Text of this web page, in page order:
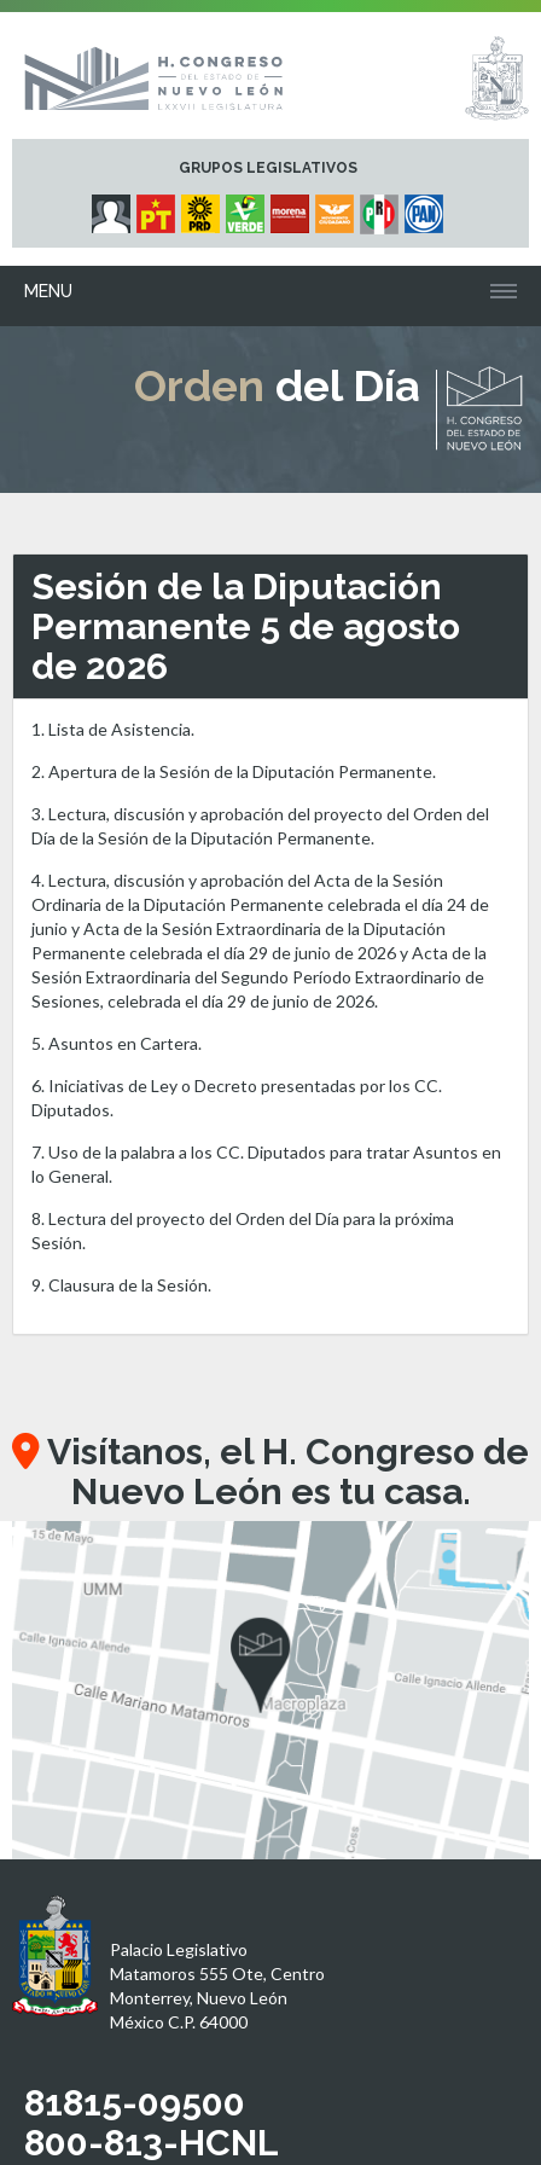
GRUPOS LEGISLATIVOS
MENU
Orden del Día
Sesión de la Diputación
Permanente 5 de agosto
de 2026
1. Lista de Asistencia.
2. Apertura de la Sesión de la Diputación Permanente.
3. Lectura, discusión y aprobación del proyecto del Orden del
Día de la Sesión de la Diputación Permanente.
4. Lectura, discusión y aprobación del Acta de la Sesión
Ordinaria de la Diputación Permanente celebrada el día 24 de
junio y Acta de la Sesión Extraordinaria de la Diputación
Permanente celebrada el día 29 de junio de 2026 y Acta de la
Sesión Extraordinaria del Segundo Período Extraordinario de
Sesiones, celebrada el día 29 de junio de 2026.
5. Asuntos en Cartera.
6. Iniciativas de Ley o Decreto presentadas por los CC.
Diputados.
7. Uso de la palabra a los CC. Diputados para tratar Asuntos en
lo General.
8. Lectura del proyecto del Orden del Día para la próxima
Sesión.
9. Clausura de la Sesión.
Visítanos, el H. Congreso de
Nuevo León es tu casa.
Palacio Legislativo
Matamoros 555 Ote, Centro
Monterrey, Nuevo León
México C.P. 64000
81815-09500
800-813-HCNL